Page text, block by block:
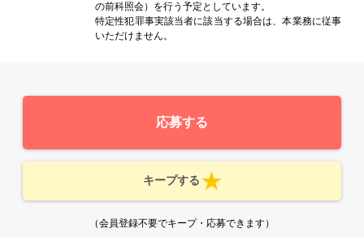
の前科照会）を行う予定としています。
特定性犯罪事実該当者に該当する場合は、本業務に従事
いただけません。
応募する
キープする
（会員登録不要でキープ・応募できます）